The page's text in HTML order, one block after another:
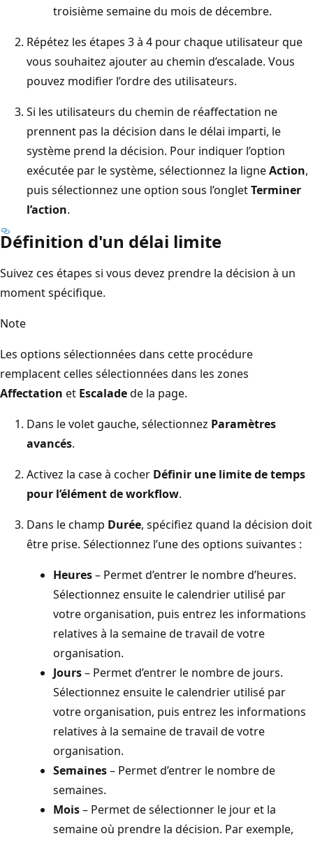
troisième semaine du mois de décembre.
Répétez les étapes 3 à 4 pour chaque utilisateur que
vous souhaitez ajouter au chemin d’escalade. Vous
pouvez modifier l’ordre des utilisateurs.
Si les utilisateurs du chemin de réaffectation ne
prennent pas la décision dans le délai imparti, le
système prend la décision. Pour indiquer l’option
exécutée par le système, sélectionnez la ligneAction,
puis sélectionnez une option sous l’ongletTerminer
l’action.
Définition d'un délai limite
Suivez ces étapes si vous devez prendre la décision à un
moment spécifique.
Note
Les options sélectionnées dans cette procédure
remplacent celles sélectionnées dans les zones
Affectation et Escaladede la page.
Dans le volet gauche, sélectionnez Paramètres
avancés.
Activez la case à cocher Définir une limite de temps
pour l’élément de workflow.
Dans le champ Durée, spécifiez quand la décision doit
être prise. Sélectionnez l’une des options suivantes :
Heures– Permet d’entrer le nombre d’heures.
Sélectionnez ensuite le calendrier utilisé par
votre organisation, puis entrez les informations
relatives à la semaine de travail de votre
organisation.
Jours– Permet d’entrer le nombre de jours.
Sélectionnez ensuite le calendrier utilisé par
votre organisation, puis entrez les informations
relatives à la semaine de travail de votre
organisation.
Semaines– Permet d’entrer le nombre de
semaines.
Mois– Permet de sélectionner le jour et la
semaine où prendre la décision. Par exemple,